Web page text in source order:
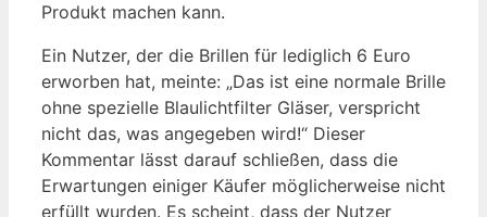
Produkt machen kann.
Ein Nutzer, der die Brillen für lediglich 6 Euro
erworben hat, meinte: „Das ist eine normale Brille
ohne spezielle Blaulichtfilter Gläser, verspricht
nicht das, was angegeben wird!“ Dieser
Kommentar lässt darauf schließen, dass die
Erwartungen einiger Käufer möglicherweise nicht
erfüllt wurden. Es scheint, dass der Nutzer